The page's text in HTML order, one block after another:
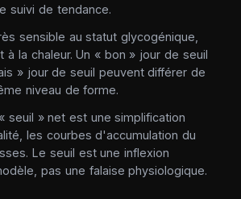
suivi de tendance.
sensible au statut glycogénique,
à la chaleur. Un « bon » jour de seuil
» jour de seuil peuvent différer de
niveau de forme.
seuil » net est une simplification
les courbes d'accumulation du
Le seuil est une inflexion
pas une falaise physiologique.